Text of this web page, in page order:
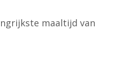
maaltijd van